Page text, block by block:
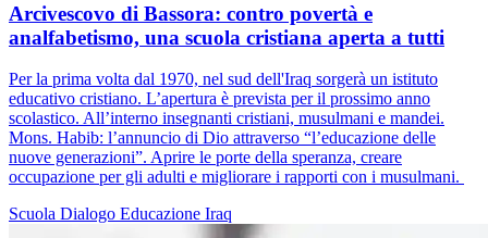
Arcivescovo di Bassora: contro povertà e
analfabetismo, una scuola cristiana aperta a tutti
Per la prima volta dal 1970, nel sud dell'Iraq sorgerà un istituto
educativo cristiano. L’apertura è prevista per il prossimo anno
scolastico. All’interno insegnanti cristiani, musulmani e mandei.
Mons. Habib: l’annuncio di Dio attraverso “l’educazione delle
nuove generazioni”. Aprire le porte della speranza, creare
occupazione per gli adulti e migliorare i rapporti con i musulmani.
Scuola Dialogo Educazione Iraq